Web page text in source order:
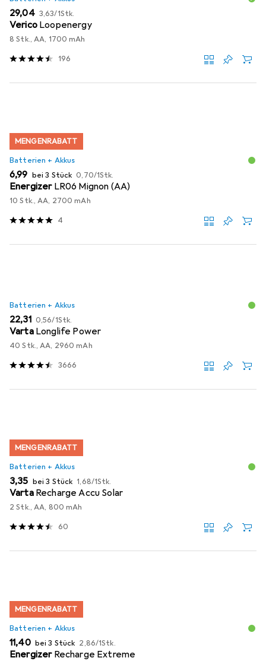
EUR
29,04 EUR
3,63/1Stk.
Verico Loopenergy
8 Stk., AA, 1700 mAh
196
MENGENRABATT
Batterien + Akkus
EUR
6,99 bei 3 Stück EUR
0,70/1Stk.
Energizer LR06 Mignon (AA)
10 Stk., AA, 2700 mAh
4
Batterien + Akkus
EUR
22,31 EUR
0,56/1Stk.
Varta Longlife Power
40 Stk., AA, 2960 mAh
3666
MENGENRABATT
Batterien + Akkus
EUR
3,35 bei 3 Stück EUR
1,68/1Stk.
Varta Recharge Accu Solar
2 Stk., AA, 800 mAh
60
MENGENRABATT
Batterien + Akkus
EUR
11,40 bei 3 Stück EUR
2,86/1Stk.
Energizer Recharge Extreme